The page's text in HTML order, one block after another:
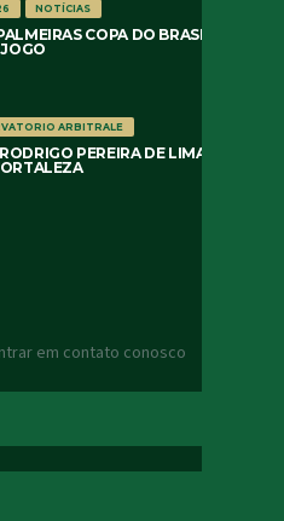
NOTÍCIAS
COPA DO BRASIL 2026
ARBITRALE
PEREIRA DE LIMA
em contato conosco